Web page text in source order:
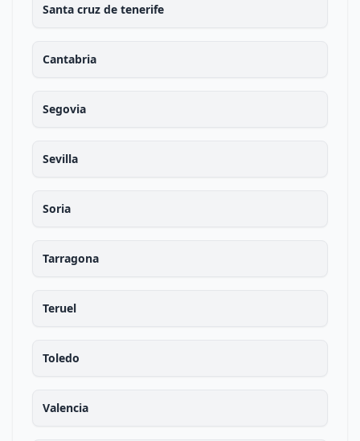
Santa cruz de tenerife
Cantabria
Segovia
Sevilla
Soria
Tarragona
Teruel
Toledo
Valencia